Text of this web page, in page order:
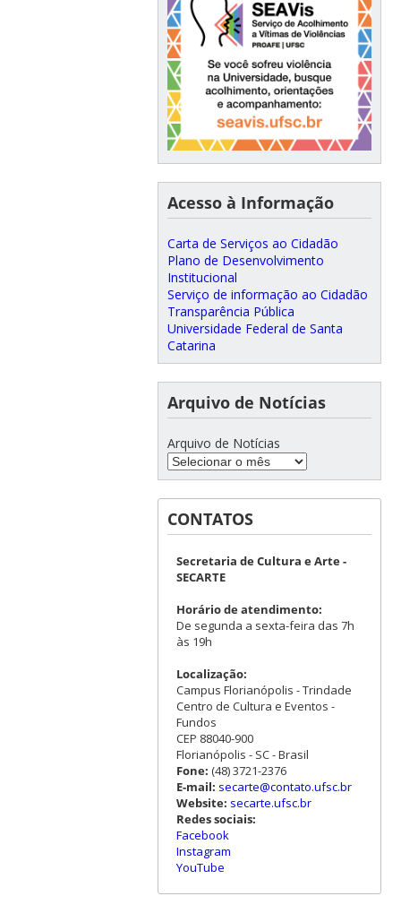
Acesso à Informação
Carta de Serviços ao Cidadão
Plano de Desenvolvimento
Institucional
Serviço de informação ao Cidadão
Transparência Pública
Universidade Federal de Santa
Catarina
Arquivo de Notícias
Arquivo de Notícias
CONTATOS
Secretaria de Cultura e Arte -
SECARTE
Horário de atendimento:
De segunda a sexta-feira das 7h
às 19h
Localização:
Campus Florianópolis - Trindade
Centro de Cultura e Eventos -
Fundos
CEP 88040-900
Florianópolis - SC - Brasil
Fone: (48) 3721-2376
E-mail: secarte@contato.ufsc.br
Website: secarte.ufsc.br
Redes sociais:
Facebook
Instagram
YouTube